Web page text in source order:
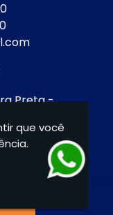
Preta -
-
que você